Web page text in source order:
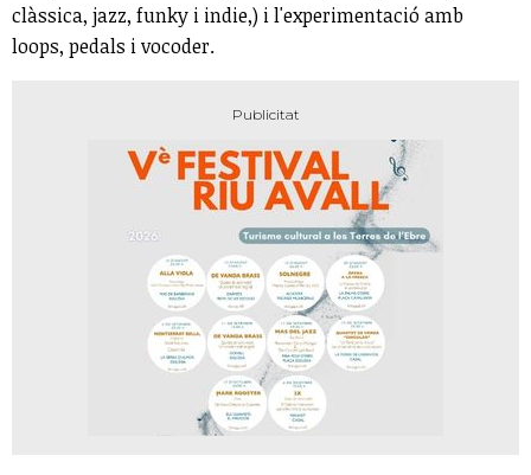
clàssica, jazz, funky i indie,) i l'experimentació amb
loops, pedals i vocoder.